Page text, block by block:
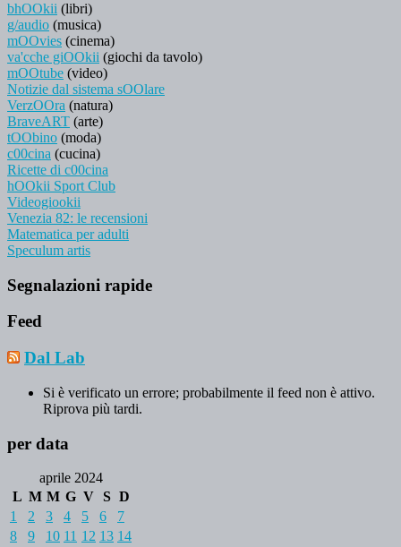
bhOOkii (libri)
g/audio (musica)
mOOvies (cinema)
va'cche giOOkii (giochi da tavolo)
mOOtube (video)
Notizie dal sistema sOOlare
VerzOOra (natura)
BraveART (arte)
tOObino (moda)
c00cina (cucina)
Ricette di c00cina
hOOkii Sport Club
Videogiookii
Venezia 82: le recensioni
Matematica per adulti
Speculum artis
Segnalazioni rapide
Feed
Dal Lab
Si è verificato un errore; probabilmente il feed non è attivo.
Riprova più tardi.
per data
aprile 2024
L M M G V S D
1 2 3 4 5 6
7
8
9 10 11 12 13 14